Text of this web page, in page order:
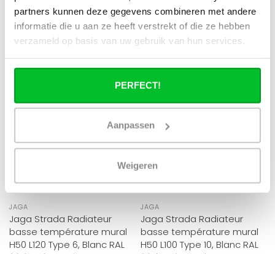
partners kunnen deze gegevens combineren met andere
informatie die u aan ze heeft verstrekt of die ze hebben
verzameld op basis van uw gebruik van hun services.
PERFECT!
Aanpassen
Weigeren
RÉDUCTION -40%
JAGA
Jaga Strada Radiateur
basse température mural
H50 L120 Type 6, Blanc RAL
RÉDUCTION -40%
JAGA
Jaga Strada Radiateur
basse température mural
H50 L100 Type 10, Blanc RAL